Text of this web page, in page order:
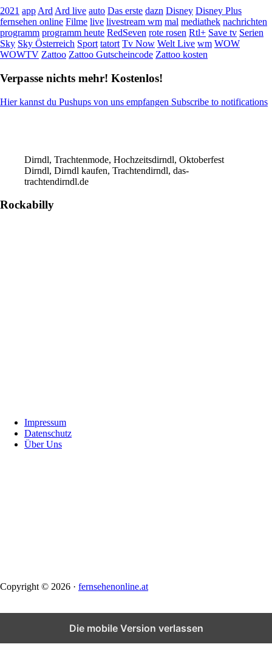
2021 app Ard Ard live auto Das erste dazn Disney Disney Plus
fernsehen online Filme live livestream wm mal mediathek nachrichten
programm programm heute RedSeven rote rosen Rtl+ Save tv Serien
Sky Sky Österreich Sport tatort Tv Now Welt Live wm WOW
WOWTV Zattoo Zattoo Gutscheincode Zattoo kosten
Verpasse nichts mehr! Kostenlos!
Hier kannst du Pushups von uns empfangen Subscribe to notifications
Dirndl, Trachtenmode, Hochzeitsdirndl, Oktoberfest
Dirndl, Dirndl kaufen, Trachtendirndl, das-
trachtendirndl.de
Rockabilly
FooterImpressum
Datenschutz
Über Uns
Copyright © 2026 · fernsehenonline.at
Die mobile Version verlassen